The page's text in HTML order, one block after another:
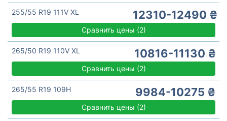
255/55 R19 111V XL 12310-12490 ₴
Сравнить цены (2)
265/50 R19 110V XL 10816-11130 ₴
Сравнить цены (2)
265/55 R19 109H 9984-10275 ₴
Сравнить цены (2)